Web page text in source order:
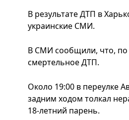
В результате ДТП в
украинские СМИ.
В СМИ сообщили, что, по
смертельное ДТП.
Около 19:00 в переулке
задним ходом толкал
18-летний парень.